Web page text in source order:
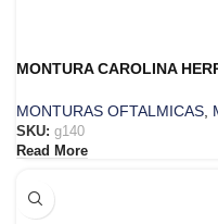
MONTURA CAROLINA
MONTURAS OFTALMICAS,
SKU: g140
Read More